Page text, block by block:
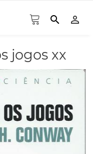
search person_outline
jogos xx